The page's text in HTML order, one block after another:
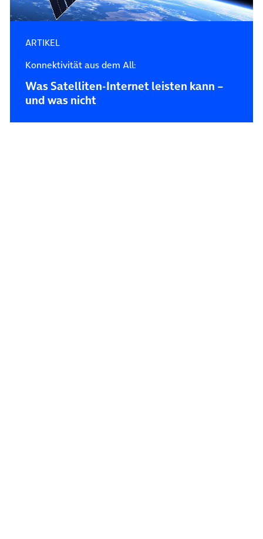
ARTIKEL
Konnektivität aus dem All:
Was Satelliten-Internet leisten kann –
und was nicht